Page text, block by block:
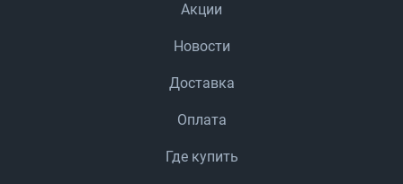
Акции
Новости
Доставка
Оплата
Где купить